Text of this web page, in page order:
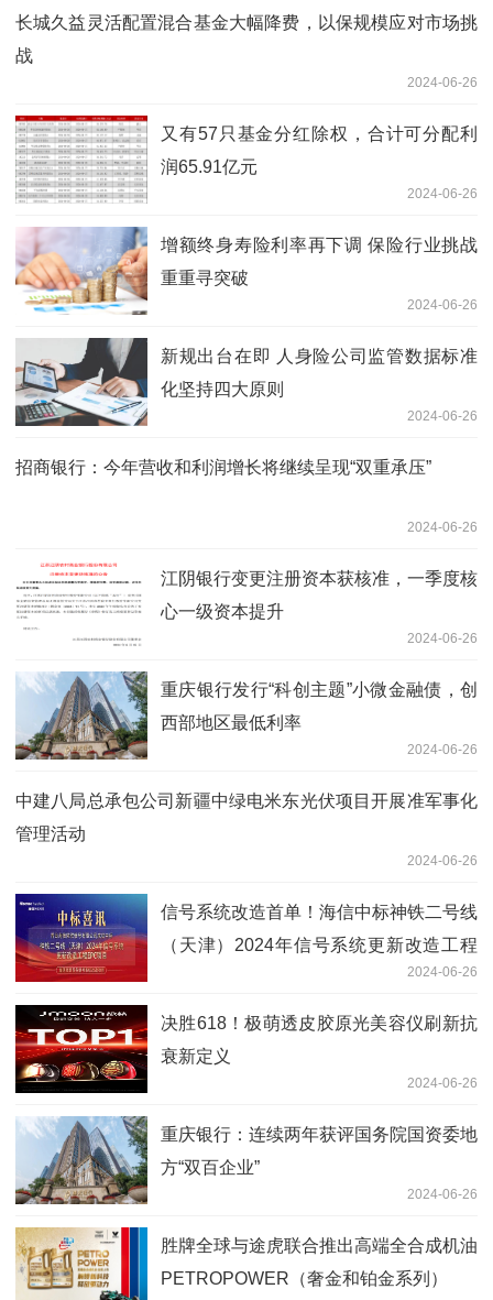
长城久益灵活配置混合基金大幅降费，以保规模应对市场挑
战
2024-06-26
又有57只基金分红除权，合计可分配利
润65.91亿元
2024-06-26
增额终身寿险利率再下调 保险行业挑战
重重寻突破
2024-06-26
新规出台在即 人身险公司监管数据标准
化坚持四大原则
2024-06-26
招商银行：今年营收和利润增长将继续呈现“双重承压”
2024-06-26
江阴银行变更注册资本获核准，一季度核
心一级资本提升
2024-06-26
重庆银行发行“科创主题”小微金融债，创
西部地区最低利率
2024-06-26
中建八局总承包公司新疆中绿电米东光伏项目开展准军事化
管理活动
2024-06-26
信号系统改造首单！海信中标神铁二号线
（天津）2024年信号系统更新改造工程
2024-06-26
决胜618！极萌透皮胶原光美容仪刷新抗
衰新定义
2024-06-26
重庆银行：连续两年获评国务院国资委地
方“双百企业”
2024-06-26
胜牌全球与途虎联合推出高端全合成机油
PETROPOWER（奢金和铂金系列）